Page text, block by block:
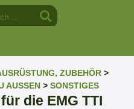
ZUBEHÖR >
AUSSEN > SONSTIGES
die EMG TTI